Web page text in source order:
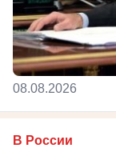
08.08.2026
В России